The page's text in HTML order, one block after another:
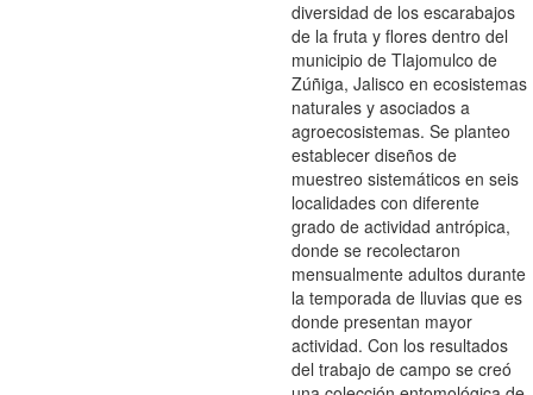
diversidad de los escarabajos
de la fruta y flores dentro del
municipio de Tlajomulco de
Zúñiga, Jalisco en ecosistemas
naturales y asociados a
agroecosistemas. Se planteo
establecer diseños de
muestreo sistemáticos en seis
localidades con diferente
grado de actividad antrópica,
donde se recolectaron
mensualmente adultos durante
la temporada de lluvias que es
donde presentan mayor
actividad. Con los resultados
del trabajo de campo se creó